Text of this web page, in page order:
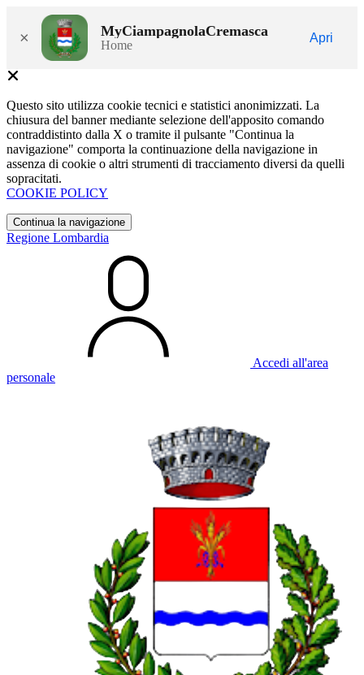
× MyCiampagnolaCremasca
Home
Apri
Questo sito utilizza cookie tecnici e statistici anonimizzati. La
chiusura del banner mediante selezione dell'apposito comando
contraddistinto dalla X o tramite il pulsante "Continua la
navigazione" comporta la continuazione della navigazione in
assenza di cookie o altri strumenti di tracciamento diversi da quelli
sopracitati.
COOKIE POLICY
Continua la navigazione
Regione Lombardia
Accedi all'area
personale